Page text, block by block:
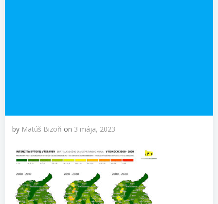
by Matúš Bizoň on 3 mája, 2023